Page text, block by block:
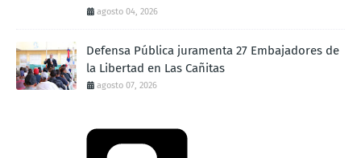
agosto 04, 2026
Defensa Pública juramenta 27 Embajadores de
la Libertad en Las Cañitas
agosto 07, 2026